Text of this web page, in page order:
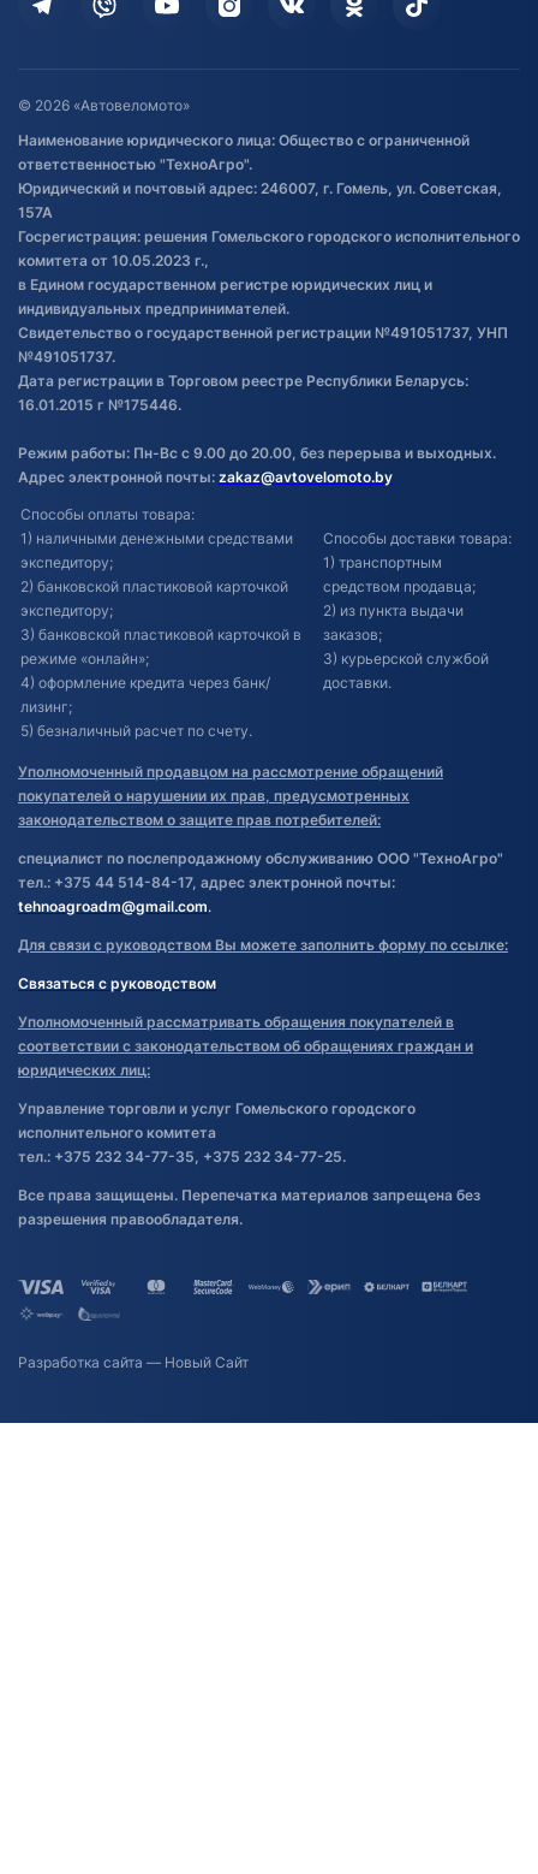
Дополнительные услуги
Оставить отзыв
Договор публичной оферты
Обработка файлов cookie
Постановка транспорта на учет
Обновления в ЭПТС 2024
© 2026 «Автовеломото»
Наименование юридического лица: Общество с ограниченной
ответственностью "ТехноАгро".
Юридический и почтовый адрес: 246007, г. Гомель, ул. Советская,
157А
Госрегистрация: решения Гомельского городского исполнительного
комитета от 10.05.2023 г.,
в Едином государственном регистре юридических лиц и
индивидуальных предпринимателей.
Свидетельство о государственной регистрации №491051737, УНП
№491051737.
Дата регистрации в Торговом реестре Республики Беларусь:
16.01.2015 г №175446.
Режим работы: Пн-Вс с 9.00 до 20.00, без перерыва и выходных.
Адрес электронной почты: zakaz@avtovelomoto.by
Способы оплаты товара:
1) наличными денежными средствами
экспедитору;
2) банковской пластиковой карточкой
экспедитору;
3) банковской пластиковой карточкой в
режиме «онлайн»;
4) оформление кредита через банк/
лизинг;
5) безналичный расчет по счету.
Способы доставки товара:
1) транспортным
средством продавца;
2) из пункта выдачи
заказов;
3) курьерской службой
доставки.
Уполномоченный продавцом на рассмотрение обращений
покупателей о нарушении их прав, предусмотренных
законодательством о защите прав потребителей:
специалист по послепродажному обслуживанию ООО "ТехноАгро"
тел.: +375 44 514-84-17, адрес электронной почты:
tehnoagroadm@gmail.com.
Для связи с руководством Вы можете заполнить форму по ссылке:
Связаться с руководством
Уполномоченный рассматривать обращения покупателей в
соответствии с законодательством об обращениях граждан и
юридических лиц:
Управление торговли и услуг Гомельского городского
исполнительного комитета
тел.: +375 232 34-77-35, +375 232 34-77-25.
Все права защищены. Перепечатка материалов запрещена без
разрешения правообладателя.
Разработка сайта — Новый Сайт